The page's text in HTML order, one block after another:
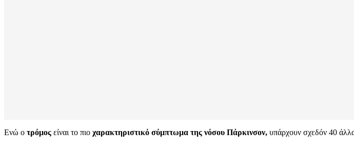
Ενώ ο τρόμος είναι το πιο χαρακτηριστικό σύμπτωμα της νόσου Πάρκινσον, υπάρχουν σχεδόν 40